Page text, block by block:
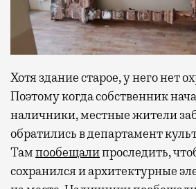
Хотя здание старое, у него нет
Поэтому когда собственник
наличники, местные жители
обратились в департамент
Тампообещалипроследить,
сохранился и архитектурные